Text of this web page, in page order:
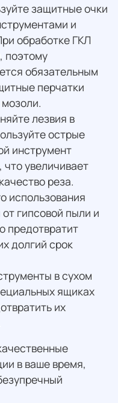
защитные очки
и
обработке ГКЛ
поэтому
обязательным
перчатки
лезвия в
острые
инструмент
увеличивает
реза.
использования
гипсовой пыли и
предотвратит
долгий срок
в сухом
ящиках
их
в ваше время,